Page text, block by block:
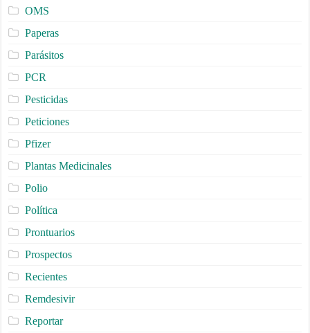
OMS
Paperas
Parásitos
PCR
Pesticidas
Peticiones
Pfizer
Plantas Medicinales
Polio
Política
Prontuarios
Prospectos
Recientes
Remdesivir
Reportar